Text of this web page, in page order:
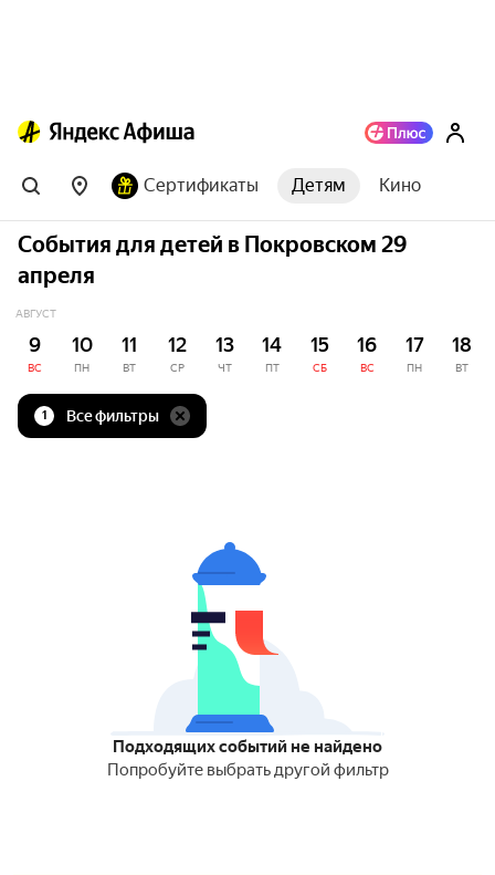
Сертификаты Детям Кино
События для детей в Покровском 29
апреля
АВГУСТ
9
ВС
10
ПН
11
ВТ
12
СР
13
ЧТ
14
ПТ
15
СБ
16
ВС
17
ПН
18
ВТ
1 Все фильтры
Подходящих событий не найдено
Попробуйте выбрать другой фильтр